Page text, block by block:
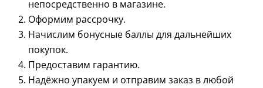
непосредственно в магазине.
Оформим рассрочку.
Начислим бонусные баллы для дальнейших
покупок.
Предоставим гарантию.
Надёжно упакуем и отправим заказ в любой